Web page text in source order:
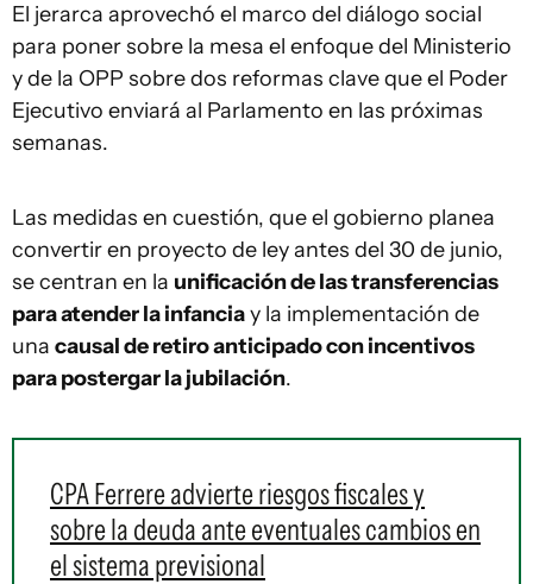
El jerarca aprovechó el marco del diálogo social
para poner sobre la mesa el enfoque del Ministerio
y de la OPP sobre dos reformas clave que el Poder
Ejecutivo enviará al Parlamento en las próximas
semanas.
Las medidas en cuestión, que el gobierno planea
convertir en proyecto de ley antes del 30 de junio,
se centran en la unificación de las transferencias
para atender la infanciay la implementación de
una causal de retiro anticipado con incentivos
para postergar la jubilación.
CPA Ferrere advierte riesgos fiscales y
sobre la deuda ante eventuales cambios en
el sistema previsional